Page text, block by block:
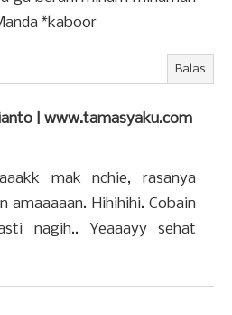
*kaboor
Balas
| www.tamasyaku.com
mak nchie, rasanya
amaaaaan. Hihihihi. Cobain
nagih.. Yeaaayy sehat